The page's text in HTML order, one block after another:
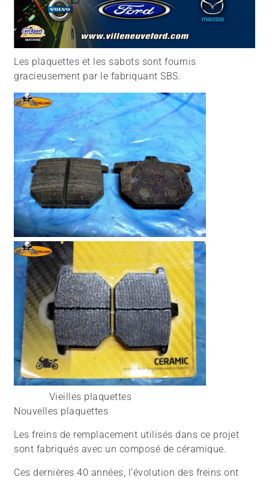
Les plaquettes et les sabots sont fournis
gracieusement par le fabriquant SBS.
Vieilles plaquettes
Nouvelles plaquettes
Les freins de remplacement utilisés dans ce projet
sont fabriqués avec un composé de céramique.
Ces dernières 40 années, l’évolution des freins ont